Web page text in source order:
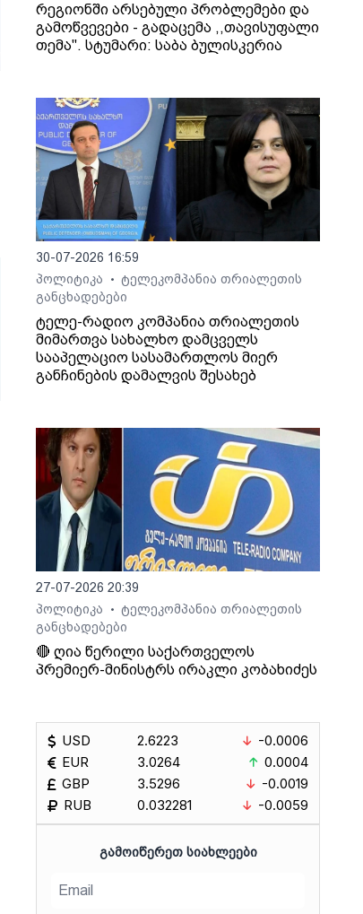
რეგიონში არსებული პრობლემები და
გამოწვევები - გადაცემა ,,თავისუფალი
თემა". სტუმარი: საბა ბულისკერია
30-07-2026 16:59
პოლიტიკა
•
ტელეკომპანია თრიალეთის
განცხადებები
ტელე-რადიო კომპანია თრიალეთის
მიმართვა სახალხო დამცველს
სააპელაციო სასამართლოს მიერ
განჩინების დამალვის შესახებ
27-07-2026 20:39
პოლიტიკა
•
ტელეკომპანია თრიალეთის
განცხადებები
🔴 ღია წერილი საქართველოს
პრემიერ-მინისტრს ირაკლი კობახიძეს
USD
EUR
GBP
RUB
2.6223
3.0264
3.5296
0.032281
-0.0006
0.0004
-0.0019
-0.0059
ᲒᲐᲛᲝᲘᲬᲔᲠᲔᲗ ᲡᲘᲐᲮᲚᲔᲔᲑᲘ